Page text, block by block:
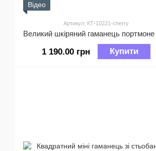
Відео
Артикул: КТ-10221-cherry
1 190.00 грн Купити